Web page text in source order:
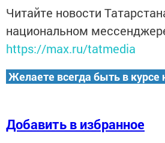
Читайте новости
национальном
https://max.ru/tatmedia
Желаете всегда быть в курсе
Добавить в избранное